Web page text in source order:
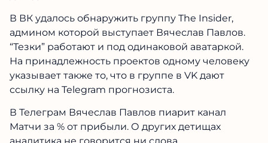
В ВК удалось обнаружить группу The Insider,
админом которой выступает Вячеслав Павлов.
“Тезки” работают и под одинаковой аватаркой.
На принадлежность проектов одному
человеку указывает также то, что в группе в VK
дают ссылку на Telegram прогнозиста.
В Телеграм Вячеслав Павлов пиарит канал
Матчи за % от прибыли. О других детищах